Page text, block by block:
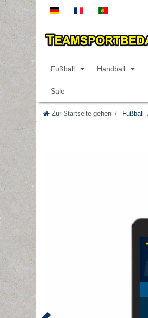
Fußball Handball
Sale
Zur Startseite gehen Fußball